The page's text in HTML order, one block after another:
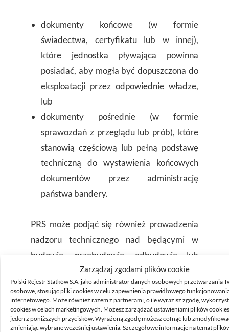
Zarządzaj zgodami plików cookie
Polski Rejestr Statków S.A. jako administrator danych osobowych przetwarzania
osobowe, stosując pliki cookies w celu zapewnienia prawidłowego
internetowego. Może również razem z partnerami, o ile wyrazisz zgodę,
cookies w celach marketingowych. Możesz zarządzać ustawieniami plików
jeden z poniższych przycisków. Wyrażoną zgodę możesz cofnąć lub
zmieniając wybrane wcześniej ustawienia. Szczegółowe informacje na temat
dokumenty końcowe (w formie
świadectwa, certyfikatu lub w innej),
które jednostka pływająca powinna
posiadać, aby mogła być dopuszczona do
eksploatacji przez odpowiednie władze,
lub
dokumenty pośrednie (w formie
sprawozdań z przeglądu lub prób), które
stanowią częściową lub pełną podstawę
techniczną do wystawienia końcowych
dokumentów przez administrację
państwa bandery.
PRS może podjąć się również prowadzenia
nadzoru technicznego nad będącymi w
budowie, przebudowie, odbudowie lub
remoncie obiektami pływającymi
nieobjętymi wymaganiami przepisów. Na
zlecenie armatora, PRS może prowadzić
armatorski nadzór techniczny nad takim